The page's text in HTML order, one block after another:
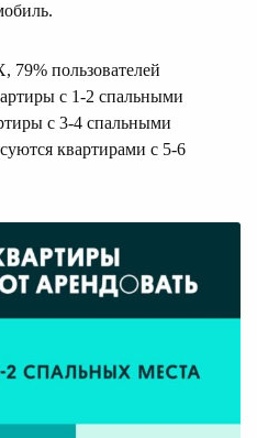
79% пользователей
с 1-2 спальными
с 3-4 спальными
квартирами с 5-6